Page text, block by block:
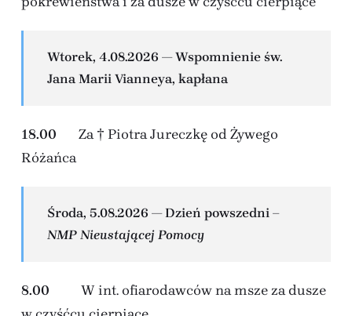
Wtorek, 4.08.2026 — Wspomnienie św.
Jana Marii Vianneya, kapłana
18.00 Za † Piotra Jureczkę od Żywego
Różańca
Środa, 5.08.2026 — Dzień powszedni –
NMP Nieustającej Pomocy
8.00 W int. ofiarodawców na msze za dusze